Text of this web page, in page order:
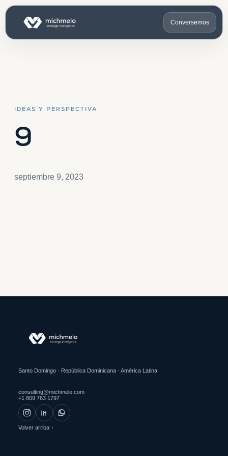
Conversemos
IDEAS Y PERSPECTIVA
9
septiembre 9, 2023
Santo Domingo · República Dominicana · América Latina
consulting@michmelo.com
+1 809 763 1797
Volver arriba ↑